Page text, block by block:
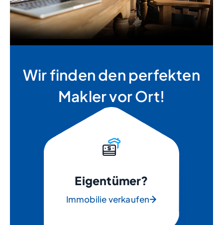
Wir finden den perfekten
Makler vor Ort!
Eigentümer?
Immobilie verkaufen